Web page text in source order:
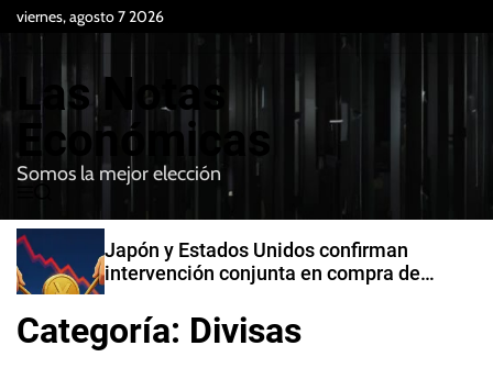
viernes, agosto 7 2026
Las Notas
Económicas
Somos la mejor elección
e
n
u
B
u
c
a
Japón y Estados Unidos confirman
intervención conjunta en compra de
Categoría: Divisas